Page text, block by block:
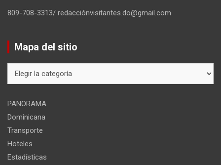
809-708-3313/ redacciónvisitantes.do@gmail.com
Mapa del sitio
del
PANORAMA
Dominicana
Transporte
Hoteles
Estadísticas